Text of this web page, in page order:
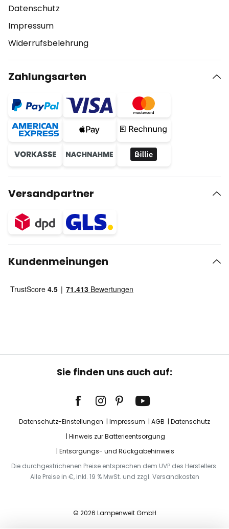
Datenschutz
Impressum
Widerrufsbelehrung
Zahlungsarten
Versandpartner
Kundenmeinungen
Sie finden uns auch auf:
Datenschutz-Einstellungen Impressum AGB
Datenschutz
Hinweis zur Batterieentsorgung
Entsorgungs- und Rückgabehinweis
Die durchgestrichenen Preise entsprechen dem UVP des Herstellers.
Alle Preise in €, inkl. 19 % MwSt. und zzgl. Versandkosten
© 2026 Lampenwelt GmbH